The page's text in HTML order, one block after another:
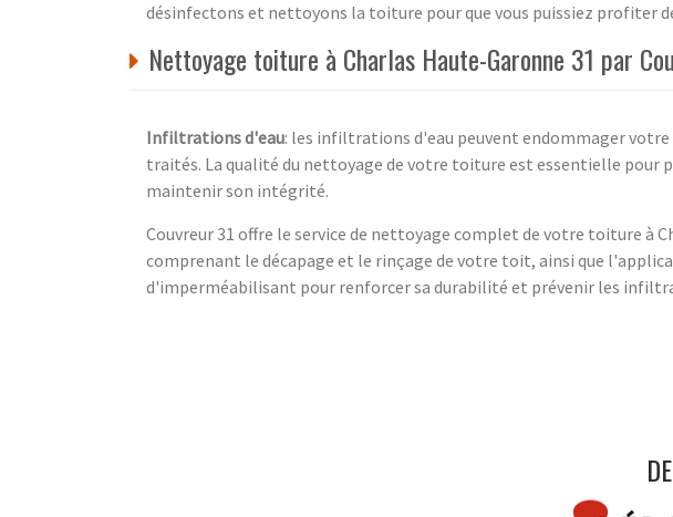
désinfectons et nettoyons la toiture pour que vous puissiez profiter
Nettoyage toiture à Charlas Haute-Garonne 31 par
Infiltrations d'eau: les infiltrations d'eau peuvent endommager
traités. La qualité du nettoyage de votre toiture est essentielle
maintenir son intégrité.
Couvreur 31 offre le service de nettoyage complet de votre toiture à
comprenant le décapage et le rinçage de votre toit, ainsi que
d'imperméabilisant pour renforcer sa durabilité et prévenir les